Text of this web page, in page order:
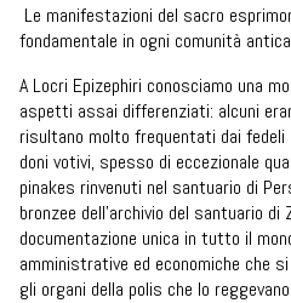
Le manifestazioni del sacro
fondamentale in ogni comunità
A Locri Epizephiri conosciamo una
aspetti assai differenziati: alcuni
risultano molto frequentati dai
doni votivi, spesso di eccezionale
pinakes rinvenuti nel santuario di
bronzee dell’archivio del santuario di
documentazione unica in tutto il
amministrative ed economiche che
gli organi della polis che lo reggevano.